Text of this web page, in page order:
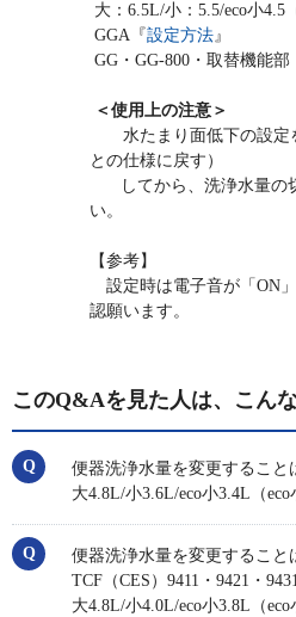
大：6.5L/小：5.5/eco小4.5
GGA『設定方法』
GG・GG-800・取替機能部
＜使用上の注意＞
水たまり面低下の設定
との仕様に戻す）
してから、洗浄水量の
い。
【参考】
設定時は電子音が「ON
認願います。
このQ&Aを見た人は、こん
便器洗浄水量を変更するこ
大4.8L/小3.6L/eco小3.4L（eco
便器洗浄水量を変更するこ
TCF（CES）9411・9421・
大4.8L/小4.0L/eco小3.8L（